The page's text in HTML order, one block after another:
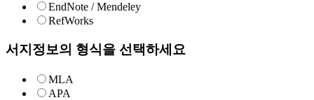
EndNote / Mendeley
RefWorks
서지정보의 형식을 선택하세요
MLA
APA